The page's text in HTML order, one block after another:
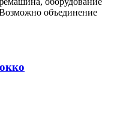
объединение